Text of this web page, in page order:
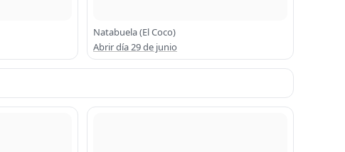
Natabuela (El Coco)
Abrir día 29 de junio